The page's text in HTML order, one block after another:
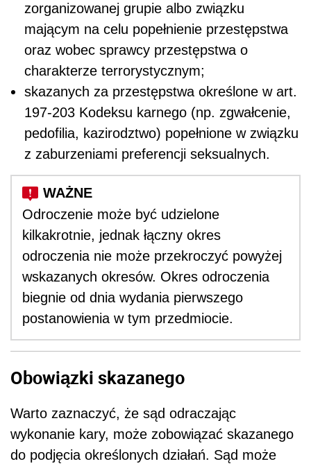
zorganizowanej grupie albo związku
mającym na celu popełnienie przestępstwa
oraz wobec sprawcy przestępstwa o
charakterze terrorystycznym;
skazanych za przestępstwa określone w art.
197-203 Kodeksu karnego (np. zgwałcenie,
pedofilia, kazirodztwo) popełnione w związku
z zaburzeniami preferencji seksualnych.
Odroczenie może być udzielone
kilkakrotnie, jednak łączny okres
odroczenia nie może przekroczyć powyżej
wskazanych okresów. Okres odroczenia
biegnie od dnia wydania pierwszego
postanowienia w tym przedmiocie.
Obowiązki skazanego
Warto zaznaczyć, że sąd odraczając
wykonanie kary, może zobowiązać skazanego
do podjęcia określonych działań. Sąd może